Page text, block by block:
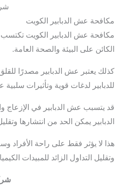
مكافحة عش الدبابير الكويت
مكافحة عش الدبابير الكويت تكتسب
الكائن على البيئة والصحة العامة.
كذلك يعتبر عش الدبابير مصدرًا
للدبابير لدغات قوية وتأثيرات
قد يتسبب عش الدبابير في الإزعاج
الدبابير يمكن الحد من انتشارها
هذا لا يؤثر فقط على راحة الأفراد
وتقليل التداول الزائد للمبيدات